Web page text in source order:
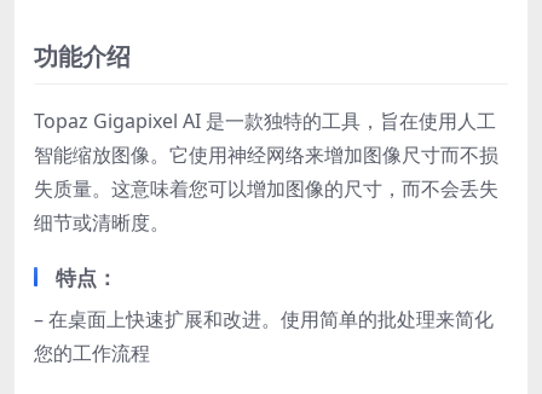
功能介绍
Topaz Gigapixel AI 是一款独特的工具，旨在使用人工
智能缩放图像。它使用神经网络来增加图像尺寸而不损
失质量。这意味着您可以增加图像的尺寸，而不会丢失
细节或清晰度。
特点：
– 在桌面上快速扩展和改进。使用简单的批处理来简化
您的工作流程